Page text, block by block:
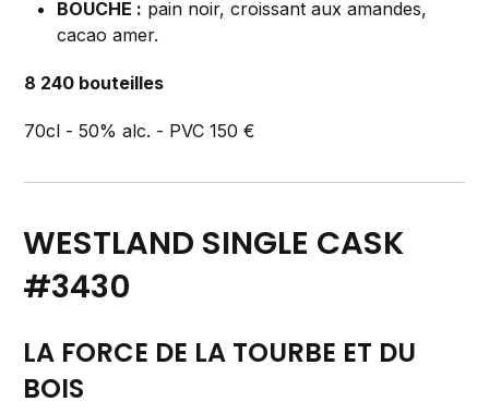
BOUCHE : pain noir, croissant aux amandes,
cacao amer.
8 240 bouteilles
70cl - 50% alc. - PVC 150 €
WESTLAND SINGLE CASK
#3430
LA FORCE DE LA TOURBE ET DU
BOIS